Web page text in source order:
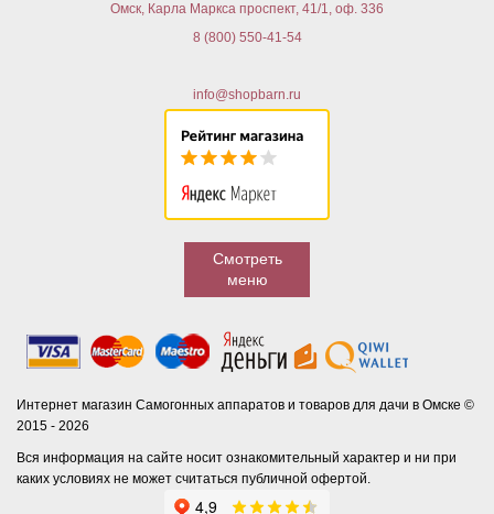
Омск, Карла Маркса проспект, 41/1, оф. 336
8 (800) 550-41-54
info@shopbarn.ru
Смотреть
меню
Интернет магазин Самогонных аппаратов и товаров для дачи в Омске ©
2015 - 2026
Вся информация на сайте носит ознакомительный характер и ни при
каких условиях не может считаться публичной офертой.